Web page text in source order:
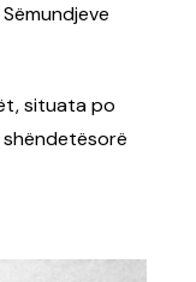
situata po